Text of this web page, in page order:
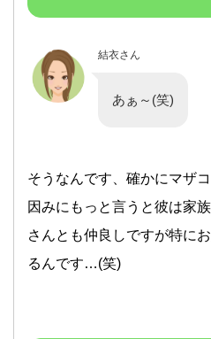
結衣さん
あぁ～(笑)
そうなんです、確かにマザ
因みにもっと言うと彼は家
さんとも仲良しですが特に
るんです…(笑)